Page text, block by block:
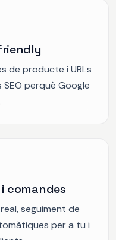
de producte i URLs
perquè Google
comandes
seguiment de
per a tu i